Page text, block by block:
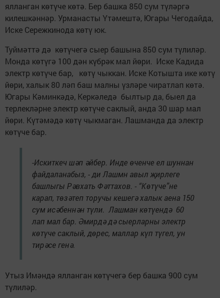
ялланган көтүче көтә. Бер башка 850 сум түләргә
килешкәннәр. Урманасты Үтәмештә, Югары Чегодайда,
Иске Сережкинода көтү юк.
Туймәттә дә көтүчегә сыер башына 850 сум түлиләр.
Монда көтүгә 100 дән күбрәк мал йөри. Иске Кадида
электр көтүче бар, көтү чыккан. Иске Котышта ике көтү
йөри, халык 80 ләп баш малны үзләре чиратлап көтә.
Югары Кәминкәдә, Керкәледә былтыр да, быел да
терлекләрне электр көтүче саклый, анда 30 шар мал
йөри. Күтәмәдә көтү чыкмаган. Лашманда да электр
көтүче бар.
-Искиткеч шәп әйбер. Инде өченче ел шуннан
файдаланабыз, - ди Лашмн авыл җирлеге
башлыгы Рәвхать Фәттахов. - “Көтүче”не
карап, төзәтеп торучы кешегә халык аена 150
сум исәбеннән түли. Лашман көтүендә 60
лап мал бар. Әмирдә дә сыерларны электр
көтүче саклый, дөрес, маллар күп түгел, ун
тирәсе генә.
Утыз Имәндә ялланган көтүчегә бер башка 900 сум
түлиләр.